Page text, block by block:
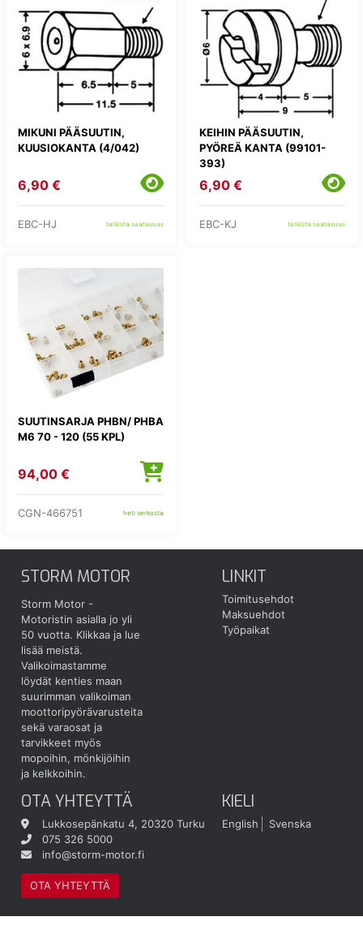
MIKUNI PÄÄSUUTIN,
KUUSIOKANTA (4/042)
6,90 €
EBC-HJ tarkista saatavuus
KEIHIN PÄÄSUUTIN,
PYÖREÄ KANTA (99101-
393)
6,90 €
EBC-KJ tarkista saatavuus
SUUTINSARJA PHBN/ PHBA
M6 70 - 120 (55 KPL)
94,00 €
CGN-466751 heti verkosta
STORM MOTOR
Storm Motor -
Motoristin asialla jo yli
50 vuotta. Klikkaa ja lue
lisää meistä.
Valikoimastamme
löydät kenties maan
suurimman valikoiman
moottoripyörävarusteita
sekä varaosat ja
tarvikkeet myös
mopoihin, mönkijöihin
ja kelkkoihin.
LINKIT
Toimitusehdot
Maksuehdot
Työpaikat
OTA YHTEYTTÄ
Lukkosepänkatu 4, 20320 Turku
075 326 5000
info@storm-motor.fi
OTA YHTEYTTÄ
KIELI
English Svenska